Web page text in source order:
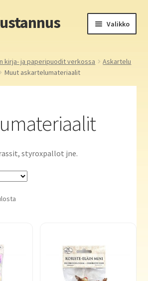
Valikko
kirjat
verkossa
kirja- ja paperipuodit verkossa
Askartelu
Muut askartelumateriaalit
styroxpallot jne.